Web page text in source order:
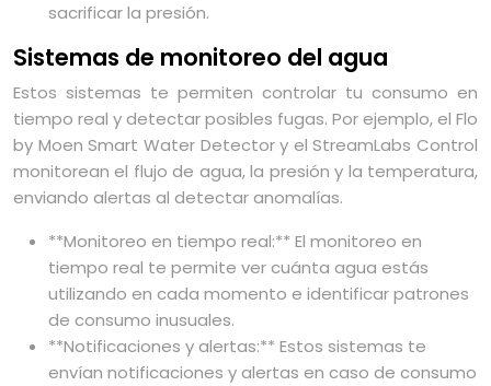
sacrificar la presión.
Sistemas de monitoreo del agua
Estos sistemas te permiten controlar tu consumo en
tiempo real y detectar posibles fugas. Por ejemplo, el Flo
by Moen Smart Water Detector y el StreamLabs Control
monitorean el flujo de agua, la presión y la temperatura,
enviando alertas al detectar anomalías.
**Monitoreo en tiempo real:** El monitoreo en
tiempo real te permite ver cuánta agua estás
utilizando en cada momento e identificar patrones
de consumo inusuales.
**Notificaciones y alertas:** Estos sistemas te
envían notificaciones y alertas en caso de consumo